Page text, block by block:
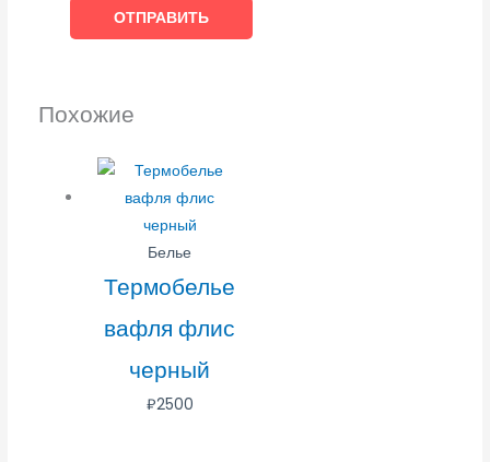
Похожие
Белье
Термобелье
вафля флис
черный
₽2500